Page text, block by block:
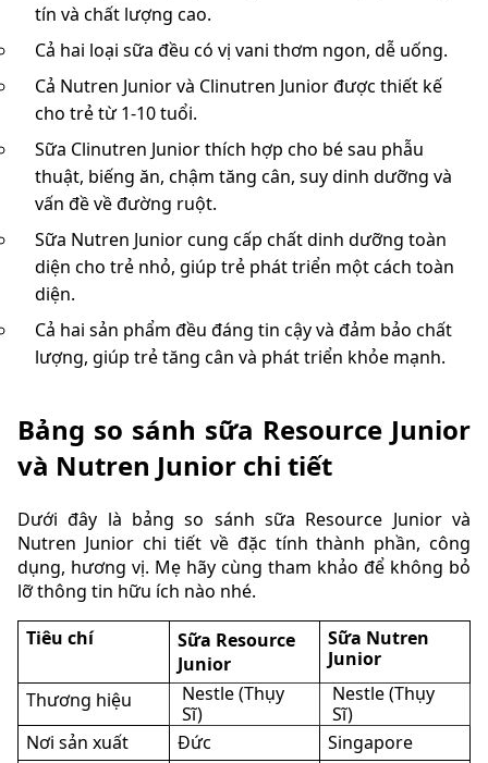
tín và chất lượng cao.
Cả hai loại sữa đều có vị vani thơm ngon, dễ uống.
Cả Nutren Junior và Clinutren Junior được thiết kế
cho trẻ từ 1-10 tuổi.
Sữa Clinutren Junior thích hợp cho bé sau phẫu
thuật, biếng ăn, chậm tăng cân, suy dinh dưỡng và
vấn đề về đường ruột.
Sữa Nutren Junior cung cấp chất dinh dưỡng toàn
diện cho trẻ nhỏ, giúp trẻ phát triển một cách toàn
diện.
Cả hai sản phẩm đều đáng tin cậy và đảm bảo chất
lượng, giúp trẻ tăng cân và phát triển khỏe mạnh.
Bảng so sánh sữa Resource Junior
và Nutren Junior chi tiết
Dưới đây là bảng so sánh sữa Resource Junior và
Nutren Junior chi tiết về đặc tính thành phần, công
dụng, hương vị. Mẹ hãy cùng tham khảo để không bỏ
lỡ thông tin hữu ích nào nhé.
Tiêu chí
Sữa Resource
Junior
Sữa Nutren
Junior
Thương hiệu
Nestle (Thụy
Sĩ)
Nestle (Thụy
Sĩ)
Nơi sản xuất
Đức
Singapore